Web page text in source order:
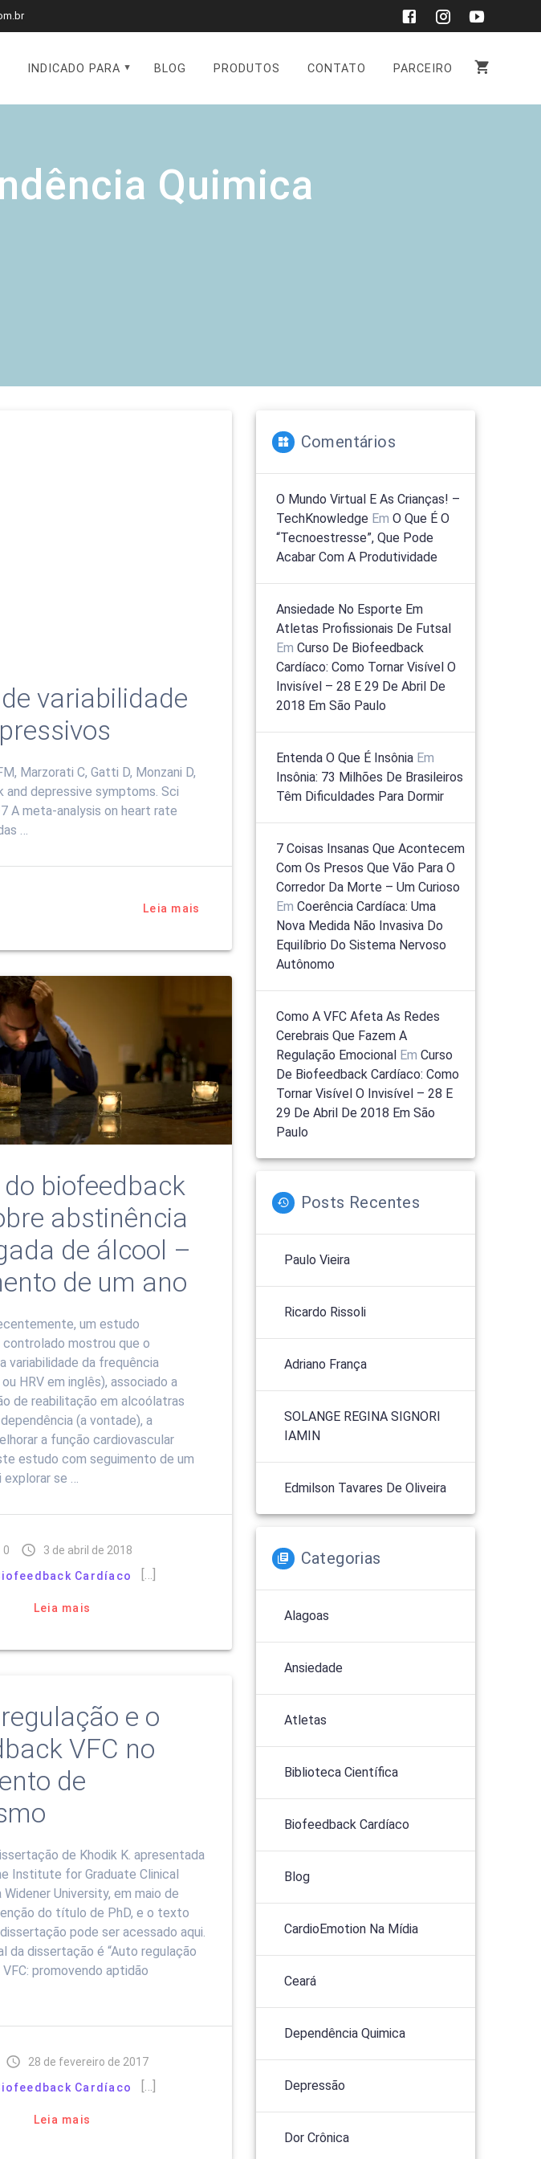
INDICADO PARA BLOG PRODUTOS CONTATO PARCEIRO
Quimica
variabilidade
Marzorati C, Gatti D, Monzani D,
depressive symptoms. Sci
A meta-analysis on heart rate
…
Leia mais
biofeedback
abstinência
de álcool –
de um ano
um estudo
controlado mostrou que o
variabilidade da frequência
HRV em inglês), associado a
de reabilitação em alcoólatras
(a vontade), a
a função cardiovascular
estudo com seguimento de um
se …
0
3 de abril de 2018
Cardíaco
[…]
Leia mais
e o
VFC no
de
de Khodik K. apresentada
Institute for Graduate Clinical
University, em maio de
do título de PhD, e o texto
pode ser acessado aqui.
da dissertação é “Auto regulação
promovendo aptidão
28 de fevereiro de 2017
Cardíaco
[…]
Leia mais
Comentários
O Mundo Virtual E As Crianças! –
TechKnowledge EmO Que É O
“tecnoestresse”, Que Pode
Acabar Com A Produtividade
Ansiedade No Esporte Em
Atletas Profissionais De Futsal
EmCurso De Biofeedback
Cardíaco: Como Tornar Visível O
Invisível – 28 E 29 De Abril De
2018 Em São Paulo
Entenda O Que É Insônia Em
Insônia: 73 Milhões De Brasileiros
Têm Dificuldades Para Dormir
7 Coisas Insanas Que Acontecem
Com Os Presos Que Vão Para O
Corredor Da Morte – Um Curioso
EmCoerência Cardíaca: Uma
Nova Medida Não Invasiva Do
Equilíbrio Do Sistema Nervoso
Autônomo
Como A VFC Afeta As Redes
Cerebrais Que Fazem A
Regulação Emocional EmCurso
De Biofeedback Cardíaco: Como
Tornar Visível O Invisível – 28 E
29 De Abril De 2018 Em São
Paulo
Posts Recentes
Paulo Vieira
Ricardo Rissoli
Adriano França
SOLANGE REGINA SIGNORI
IAMIN
Edmilson Tavares De Oliveira
Categorias
Alagoas
Ansiedade
Atletas
Biblioteca Científica
Biofeedback Cardíaco
Blog
CardioEmotion Na Mídia
Ceará
Dependência Quimica
Depressão
Dor Crônica